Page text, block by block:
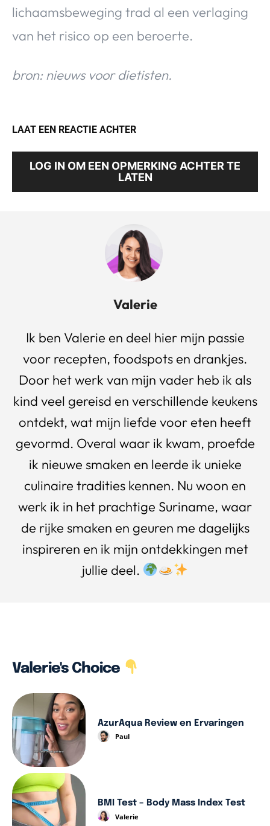
lichaamsbeweging trad al een verlaging
van het risico op een beroerte.
bron: nieuws voor dietisten.
LAAT EEN REACTIE ACHTER
LOG IN OM EEN OPMERKING ACHTER TE
LATEN
Valerie
Ik ben Valerie en deel hier mijn passie
voor recepten, foodspots en drankjes.
Door het werk van mijn vader heb ik als
kind veel gereisd en verschillende keukens
ontdekt, wat mijn liefde voor eten heeft
gevormd. Overal waar ik kwam, proefde
ik nieuwe smaken en leerde ik unieke
culinaire tradities kennen. Nu woon en
werk ik in het prachtige Suriname, waar
de rijke smaken en geuren me dagelijks
inspireren en ik mijn ontdekkingen met
jullie deel.
Valerie's Choice
AzurAqua Review en Ervaringen
Paul
BMI Test – Body Mass Index Test
Valerie